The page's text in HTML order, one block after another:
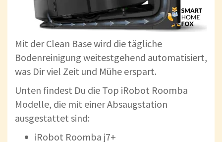
Mit der Clean Base wird die tägliche
Bodenreinigung weitestgehend automatisiert,
was Dir viel Zeit und Mühe erspart.
Unten findest Du die Top iRobot Roomba
Modelle, die mit einer Absaugstation
ausgestattet sind:
iRobot Roomba j7+